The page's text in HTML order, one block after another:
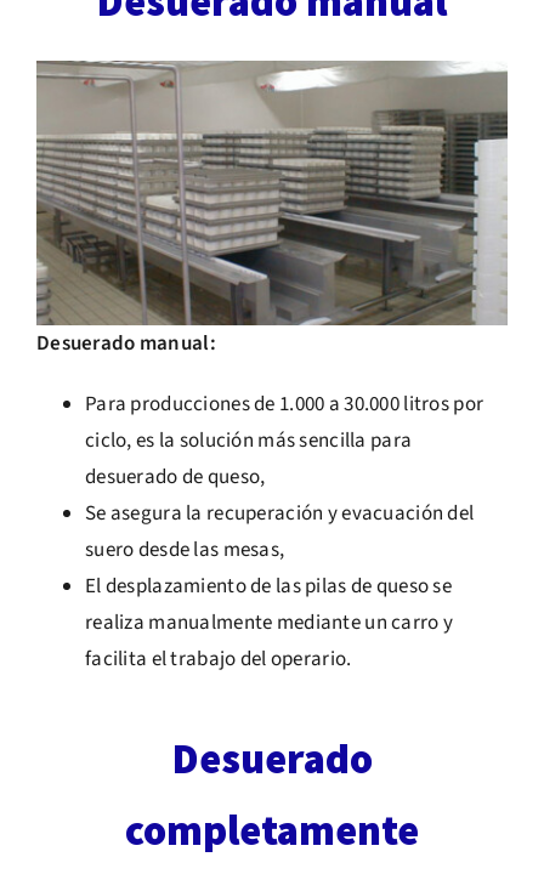
Desuerado manual:
Para producciones de 1.000 a 30.000 litros por
ciclo, es la solución más sencilla para
desuerado de queso,
Se asegura la recuperación y evacuación del
suero desde las mesas,
El desplazamiento de las pilas de queso se
realiza manualmente mediante un carro y
facilita el trabajo del operario.
Desuerado
completamente